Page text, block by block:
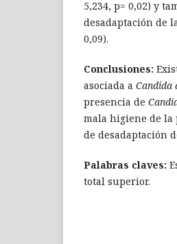
5,234, p= 0,02) y
desadaptación de
0,09).
Conclusiones:
asociada a Candida
presencia de
mala higiene de la
de desadaptación
Palabras claves:
total superior.